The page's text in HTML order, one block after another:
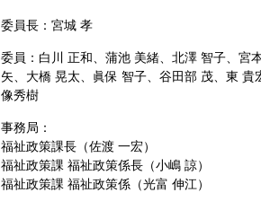
委員長：宮城 孝
委員：白川 正和、蒲池 美緒、北澤 智子、宮
矢、大橋 晃太、眞保 智子、谷田部 茂、東
像秀樹
事務局：
福祉政策課長（佐渡 一宏）
福祉政策課 福祉政策係長（小嶋 諒）
福祉政策課 福祉政策係（光富 伸江）